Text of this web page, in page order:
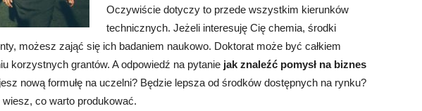
Oczywiście dotyczy to przede wszystkim kierunków
technicznych. Jeżeli interesuję Cię chemia, środki
możesz zająć się ich badaniem naukowo. Doktorat może być całkiem
korzystnych grantów. A odpowiedź na pytanie jak znaleźć pomysł na biznes
nową formułę na uczelni? Będzie lepsza od środków dostępnych na rynku?
co warto produkować.